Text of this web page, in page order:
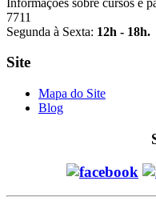
7711
Segunda à Sexta: 12h - 18h.
Site
Mapa do Site
Blog